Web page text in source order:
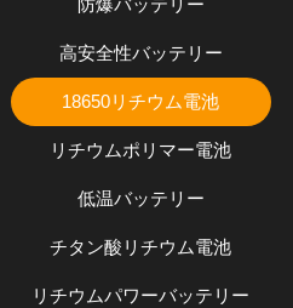
防爆バッテリー
高安全性バッテリー
18650リチウム電池
リチウムポリマー電池
低温バッテリー
チタン酸リチウム電池
リチウムパワーバッテリー